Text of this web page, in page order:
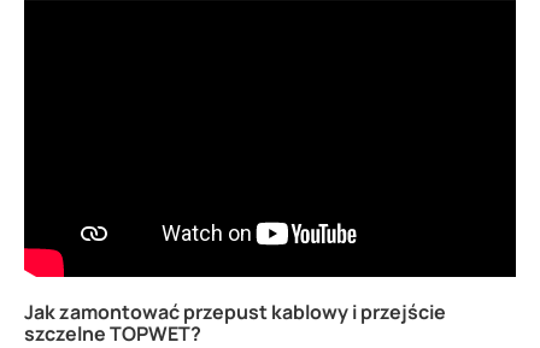
Jak zamontować przepust kablowy i przejście
szczelne TOPWET?